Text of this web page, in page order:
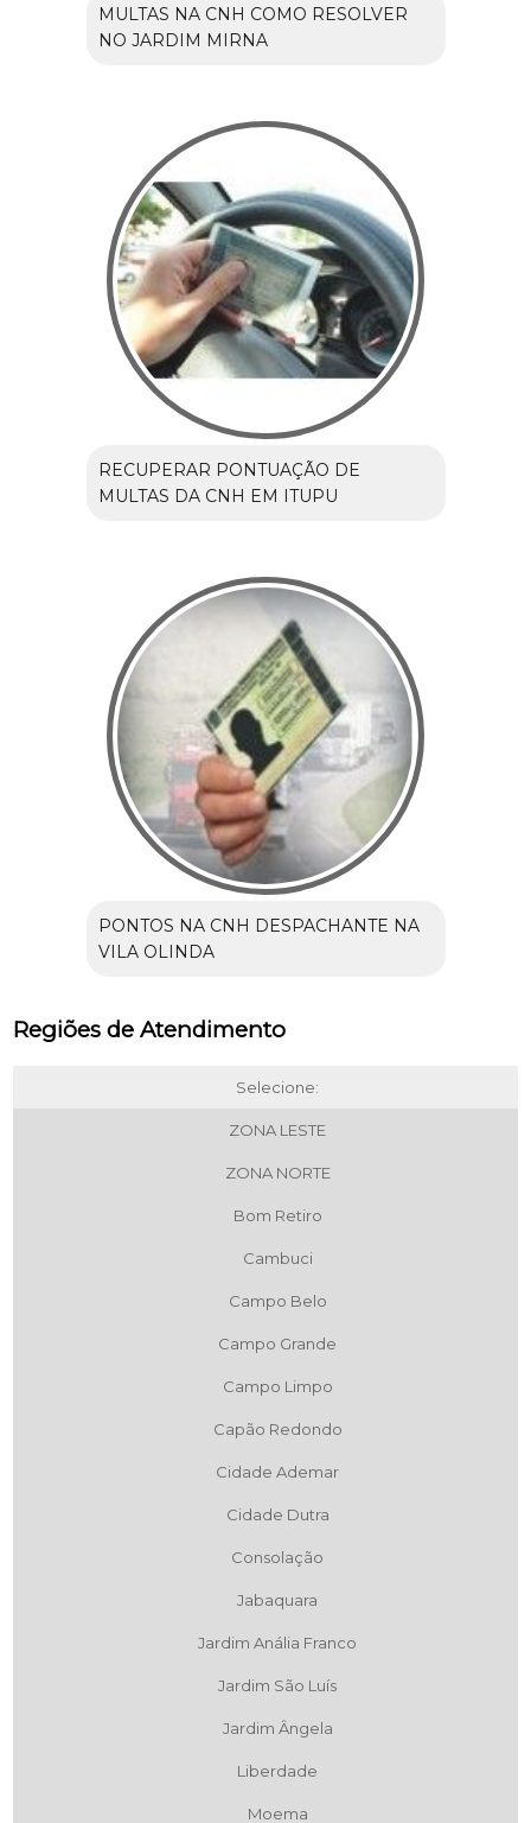
MULTAS NA CNH COMO RESOLVER
NO JARDIM MIRNA
RECUPERAR PONTUAÇÃO DE
MULTAS DA CNH EM ITUPU
PONTOS NA CNH DESPACHANTE NA
VILA OLINDA
Regiões de Atendimento
Selecione:
ZONA LESTE
ZONA NORTE
Bom Retiro
Cambuci
Campo Belo
Campo Grande
Campo Limpo
Capão Redondo
Cidade Ademar
Cidade Dutra
Consolação
Jabaquara
Jardim Anália Franco
Jardim São Luís
Jardim Ângela
Liberdade
Moema